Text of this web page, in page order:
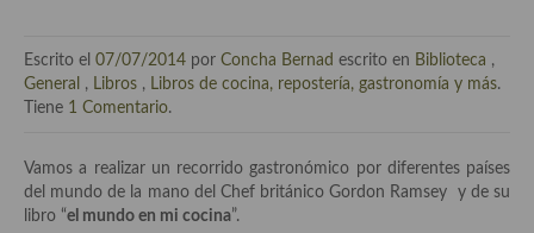
El mundo del vino y las bebidas
En la mesa: menaje, vajilla, técnicas de emplatado, decoración
Especias, hierbas, condimentos, espesantes y aditivos
Escrito el 07/07/2014 por Concha Bernad escrito en Biblioteca ,
General
, Libros , Libros de cocina, repostería, gastronomía y más.
Tiene 1 Comentario.
Vamos a realizar un recorrido gastronómico por diferentes países
del mundo de la mano del Chef británico Gordon Ramsey y de su
libro “el mundo en mi cocina”.